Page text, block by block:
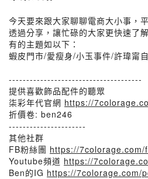
今天要來跟大家聊聊電商大小事，
透過分享，讓忙碌的大家更快速了
有的主題如以下：
蝦皮門市/愛瘦身/小玉事件/許瑋甯
--------------------------------------
提供喜歡飾品配件的聽眾
柒彩年代官網 https://
折價卷: ben246
----------------------
其他社群
FB粉絲團 https://7colorage.com/
Youtube頻道 https://
Ben的IG https://7colorage.com/